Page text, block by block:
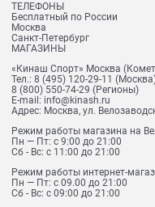
ТЕЛЕФОНЫ
Бесплатный по России
Москва
Санкт-Петербург
МАГАЗИНЫ
«Кинаш Спорт» Москва
Тел.: 8 (495) 120-29-11
8 (800) 550-74-29 (Регионы)
E-mail: info@kinash.ru
Адрес: Москва, ул.
Режим работы магазина на
Пн — Пт: с 9:00 до 21:00
Сб - Вс: с 11:00 до 21:00
Режим работы интернет-
Пн — Пт: с 09.00 до 21:00
Сб - Вс: с 09:00 до 21:00